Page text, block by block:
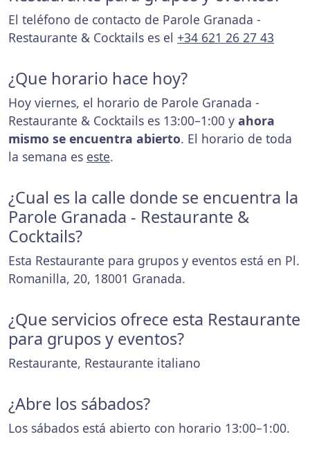
El teléfono de contacto de Parole Granada -
Restaurante & Cocktails es el +34 621 26 27 43
¿Que horario hace hoy?
Hoy viernes, el horario de Parole Granada -
Restaurante & Cocktails es 13:00–1:00 y ahora
mismo se encuentra abierto. El horario de toda
la semana es este.
¿Cual es la calle donde se encuentra la
Parole Granada - Restaurante &
Cocktails?
Esta Restaurante para grupos y eventos está en Pl.
Romanilla, 20, 18001 Granada.
¿Que servicios ofrece esta Restaurante
para grupos y eventos?
Restaurante, Restaurante italiano
¿Abre los sábados?
Los sábados está abierto con horario 13:00–1:00.